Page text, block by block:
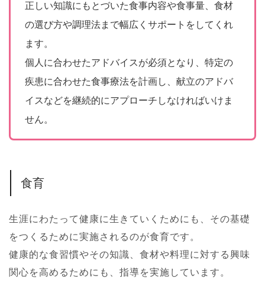
正しい知識にもとづいた食事内容や食事量、食材
の選び方や調理法まで幅広くサポートをしてくれ
ます。
個人に合わせたアドバイスが必須となり、特定の
疾患に合わせた食事療法を計画し、献立のアドバ
イスなどを継続的にアプローチしなければいけま
せん。
食育
生涯にわたって健康に生きていくためにも、その基礎
をつくるために実施されるのが食育です。
健康的な食習慣やその知識、食材や料理に対する興味
関心を高めるためにも、指導を実施しています。